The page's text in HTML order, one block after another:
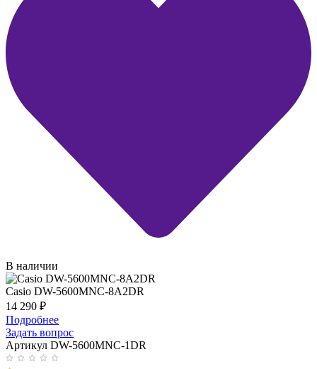
В наличии
Casio DW-5600MNC-8A2DR
14 290 ₽
Подробнее
Задать вопрос
Артикул DW-5600MNC-1DR